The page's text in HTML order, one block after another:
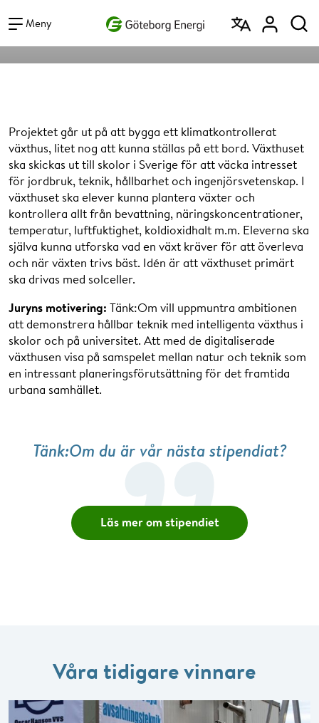
Meny
gränser
Projektet går ut på att bygga ett klimatkontrollerat
växthus, litet nog att kunna ställas på ett bord. Växthuset
ska skickas ut till skolor i Sverige för att väcka intresset
för jordbruk, teknik, hållbarhet och ingenjörsvetenskap. I
växthuset ska elever kunna plantera växter och
kontrollera allt från bevattning, näringskoncentrationer,
temperatur, luftfuktighet, koldioxidhalt m.m. Eleverna ska
själva kunna utforska vad en växt kräver för att överleva
och när växten trivs bäst. Idén är att växthuset primärt
ska drivas med solceller.
Juryns motivering: Tänk:Om vill uppmuntra ambitionen
att demonstrera hållbar teknik med intelligenta växthus i
skolor och på universitet. Att med de digitaliserade
växthusen visa på samspelet mellan natur och teknik som
en intressant planeringsförutsättning för det framtida
urbana samhället.
Tänk:Om du är vår nästa stipendiat?
Läs mer om stipendiet
Våra tidigare vinnare